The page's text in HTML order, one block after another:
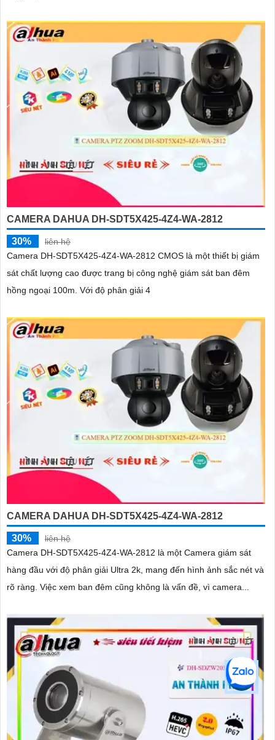
CAMERA DAHUA DH-SDT5X425-4Z4-WA-2812
30%
liên hệ
Camera DH-SDT5X425-4Z4-WA-2812 CMOS là một thiết bị giám
sát chất lượng cao được trang bị công nghệ giám sát ban đêm
hồng ngoại 100m. Với độ phân giải 4
CAMERA DAHUA DH-SDT5X425-4Z4-WA-2812
30%
liên hệ
Camera DH-SDT5X425-4Z4-WA-2812 là một Camera giám sát
hàng đầu với độ phân giải Ultra 2k, mang đến hình ảnh sắc nét và
rõ ràng. Việc xem ban đêm cũng không là vấn đề, vì camera...